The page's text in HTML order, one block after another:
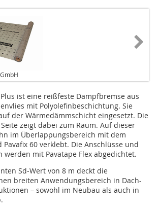
Plus ist eine reißfeste Dampfbremse aus
mit Polyolefinbeschichtung. Sie
der Wärmedämmschicht eingesetzt. Die
zeigt dabei zum Raum. Auf dieser
im Überlappungsbereich mit dem
Pavafix 60 verklebt. Die Anschlüsse und
werden mit Pavatape Flex abgedichtet.
Sd-Wert von 8 m deckt die
breiten Anwendungsbereich in Dach-
– sowohl im Neubau als auch in